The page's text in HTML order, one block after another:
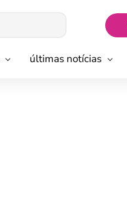
últimas notícias